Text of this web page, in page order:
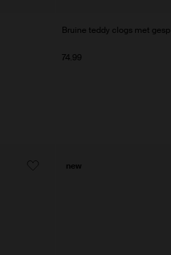
Bruine teddy clogs met gesp
74.99
new